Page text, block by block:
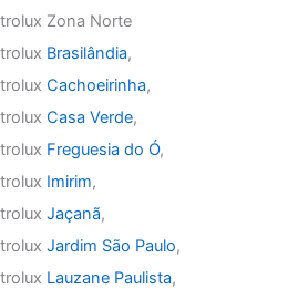
Zona Norte
Brasilândia,
Cachoeirinha,
Casa Verde,
Freguesia do Ó,
Imirim,
Jaçanã,
Jardim São Paulo,
Lauzane Paulista,